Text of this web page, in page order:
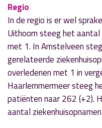
Regio
In de regio is er wel
Uithoorn steeg het
met 1. In Amstelveen
gerelateerde
overledenen met 1 in
Haarlemmermeer steeg
patiënten naar 262 (+2).
aantal